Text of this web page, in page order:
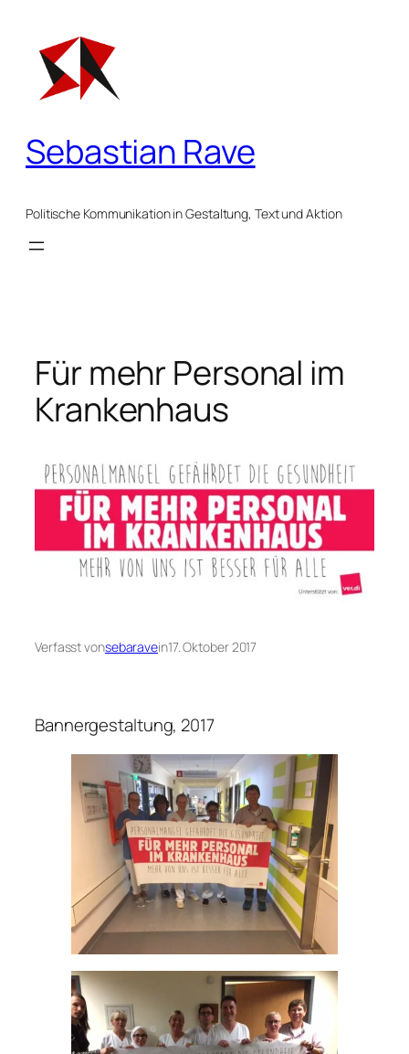
springen
Sebastian Rave
Politische Kommunikation in Gestaltung, Text und Aktion
Für mehr Personal im
Krankenhaus
Verfasst vonsebaravein17. Oktober 2017
Bannergestaltung, 2017